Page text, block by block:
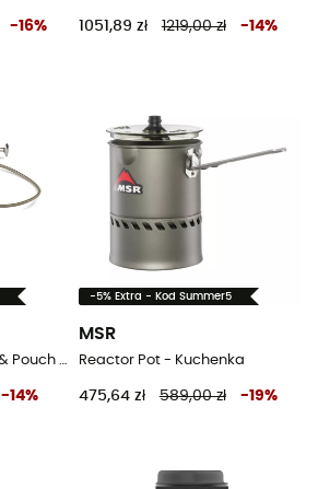
-16% 1051,89 zł 1219,00 zł -14%
Omnifuel II with Bottle & Pouch - Palnik wielopaliwowa
-14%
-5% Extra - Kod Summer5
MSR
Reactor Pot - Kuchenka
475,64 zł 589,00 zł -19%